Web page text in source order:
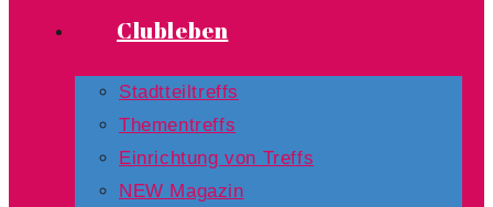
Clubleben
Stadtteiltreffs
Thementreffs
Einrichtung von Treffs​
NEW Magazin